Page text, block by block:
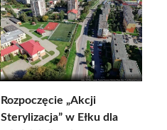
Rozpoczęcie „Akcji
Sterylizacja” w Ełku dla